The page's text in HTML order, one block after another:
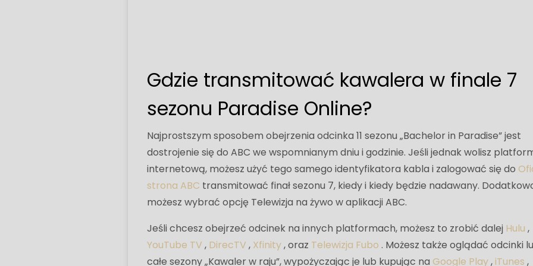
Gdzie transmitować kawalera w finale 7
sezonu Paradise Online?
Najprostszym sposobem obejrzenia odcinka 11 sezonu „Bachelor in Paradise” jest
dostrojenie się do ABC we wspomnianym dniu i godzinie. Jeśli jednak wolisz
internetową, możesz użyć tego samego identyfikatora kabla i zalogować się do
strona ABC transmitować finał sezonu 7, kiedy i kiedy będzie nadawany.
możesz wybrać opcję Telewizja na żywo w aplikacji ABC.
Jeśli chcesz obejrzeć odcinek na innych platformach, możesz to zrobić dalej Hulu ,
YouTube TV , DirecTV , Xfinity, oraz Telewizja Fubo . Możesz także oglądać odcinki
całe sezony „Kawaler w raju”, wypożyczając je lub kupując na Google Play,iTunes ,